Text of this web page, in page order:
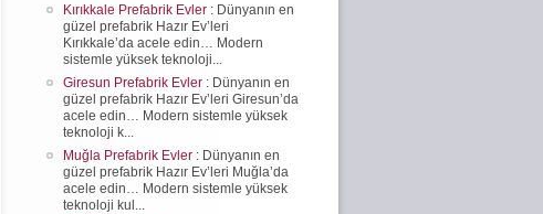
Kırıkkale Prefabrik Evler : Dünyanın en
güzel prefabrik Hazır Ev’leri
Kırıkkale’da acele edin… Modern
sistemle yüksek teknoloji...
Giresun Prefabrik Evler : Dünyanın en
güzel prefabrik Hazır Ev’leri Giresun’da
acele edin… Modern sistemle yüksek
teknoloji k...
Muğla Prefabrik Evler : Dünyanın en
güzel prefabrik Hazır Ev’leri Muğla’da
acele edin… Modern sistemle yüksek
teknoloji kul...